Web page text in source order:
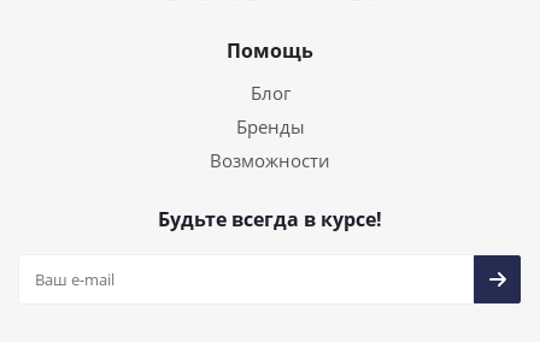
Помощь
Блог
Бренды
Возможности
Будьте всегда в курсе!